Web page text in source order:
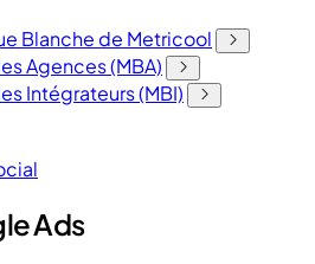
Blanche de Metricool
Agences (MBA)
Intégrateurs (MBI)
Ads